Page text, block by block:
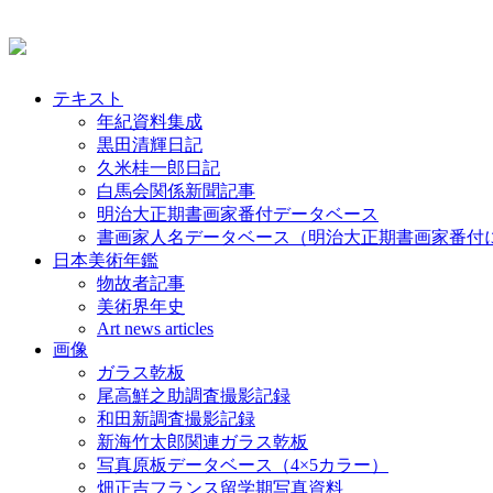
テキスト
年紀資料集成
黒田清輝日記
久米桂一郎日記
白馬会関係新聞記事
明治大正期書画家番付データベース
書画家人名データベース（明治大正期書画家番付
日本美術年鑑
物故者記事
美術界年史
Art news articles
画像
ガラス乾板
尾高鮮之助調査撮影記録
和田新調査撮影記録
新海竹太郎関連ガラス乾板
写真原板データベース（4×5カラー）
畑正吉フランス留学期写真資料